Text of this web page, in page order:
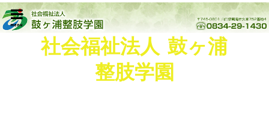
社会福祉法人 鼓ヶ浦
整肢学園
menu